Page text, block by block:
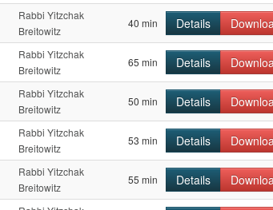
Rabbi Yitzchak
Breitowitz
40 min Details
Rabbi Yitzchak
Breitowitz
65 min Details
Rabbi Yitzchak
Breitowitz
50 min Details
Rabbi Yitzchak
Breitowitz
53 min Details
Rabbi Yitzchak
Breitowitz
55 min Details